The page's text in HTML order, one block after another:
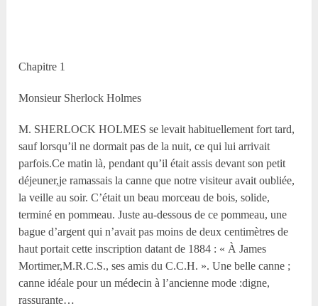
Chapitre 1
Monsieur Sherlock Holmes
M. SHERLOCK HOLMES se levait habituellement fort tard,
sauf lorsqu’il ne dormait pas de la nuit, ce qui lui arrivait
parfois.Ce matin là, pendant qu’il était assis devant son petit
déjeuner,je ramassais la canne que notre visiteur avait oubliée,
la veille au soir. C’était un beau morceau de bois, solide,
terminé en pommeau. Juste au-dessous de ce pommeau, une
bague d’argent qui n’avait pas moins de deux centimètres de
haut portait cette inscription datant de 1884 : « À James
Mortimer,M.R.C.S., ses amis du C.C.H. ». Une belle canne ;
canne idéale pour un médecin à l’ancienne mode :digne,
rassurante…